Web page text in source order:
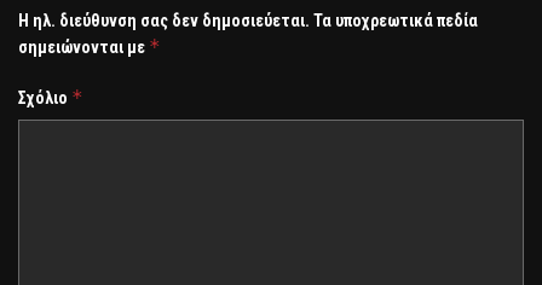
Η ηλ. διεύθυνση σας δεν δημοσιεύεται. Τα υποχρεωτικά πεδία
σημειώνονται με *
Σχόλιο *